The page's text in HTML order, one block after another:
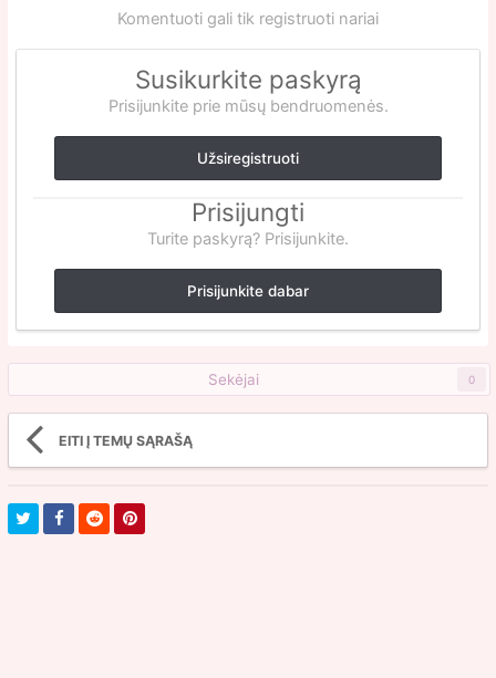
Komentuoti gali tik registruoti nariai
Susikurkite paskyrą
Prisijunkite prie mūsų bendruomenės.
Užsiregistruoti
Prisijungti
Turite paskyrą? Prisijunkite.
Prisijunkite dabar
Sekėjai 0
EITI Į TEMŲ SĄRAŠĄ